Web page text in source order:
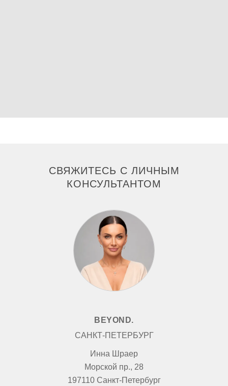
СВЯЖИТЕСЬ С ЛИЧНЫМ
КОНСУЛЬТАНТОМ
BEYOND.
САНКТ-ПЕТЕРБУРГ
Инна Шраер
Морской пр., 28
197110 Санкт-Петербург